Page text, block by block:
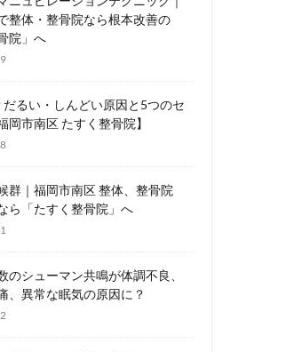
整体・整骨院なら根本改善の
院」へ
るい・しんどい原因と5つのセ
岡市南区 たすく整骨院】
群｜福岡市南区 整体、整骨院
ら「たすく整骨院」へ
のシューマン共鳴が体調不良、
、異常な眠気の原因に？